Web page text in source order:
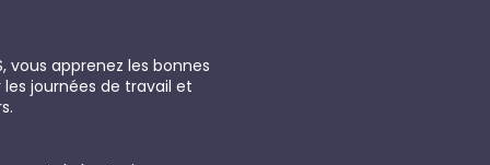
vous apprenez les bonnes
journées de travail et